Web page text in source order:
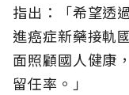
指出：「希望透
進癌症新藥接軌
面照顧國人健康
留任率。」